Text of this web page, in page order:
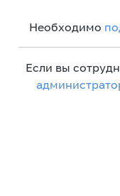
Необходимо
Если вы